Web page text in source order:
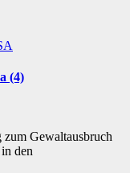
(4)
zum Gewaltausbruch
den